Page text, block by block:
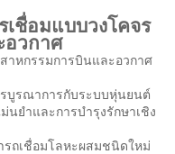
ชื่อมแบบวงโคจร
อวกาศ
าหกรรมการบินและอวกาศ
บูรณาการกับระบบหุ่นยนต์
นยำและการบำรุงรักษาเชิง
รถเชื่อมโลหะผสมชนิดใหม่